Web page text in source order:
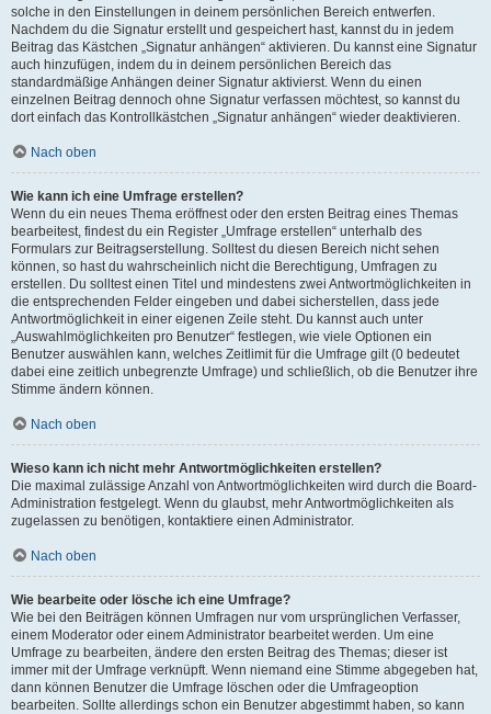
solche in den Einstellungen in deinem persönlichen Bereich entwerfen.
Nachdem du die Signatur erstellt und gespeichert hast, kannst du in jedem
Beitrag das Kästchen „Signatur anhängen“ aktivieren. Du kannst eine Signatur
auch hinzufügen, indem du in deinem persönlichen Bereich das
standardmäßige Anhängen deiner Signatur aktivierst. Wenn du einen
einzelnen Beitrag dennoch ohne Signatur verfassen möchtest, so kannst du
dort einfach das Kontrollkästchen „Signatur anhängen“ wieder deaktivieren.
Nach oben
Wie kann ich eine Umfrage erstellen?
Wenn du ein neues Thema eröffnest oder den ersten Beitrag eines Themas
bearbeitest, findest du ein Register „Umfrage erstellen“ unterhalb des
Formulars zur Beitragserstellung. Solltest du diesen Bereich nicht sehen
können, so hast du wahrscheinlich nicht die Berechtigung, Umfragen zu
erstellen. Du solltest einen Titel und mindestens zwei Antwortmöglichkeiten in
die entsprechenden Felder eingeben und dabei sicherstellen, dass jede
Antwortmöglichkeit in einer eigenen Zeile steht. Du kannst auch unter
„Auswahlmöglichkeiten pro Benutzer“ festlegen, wie viele Optionen ein
Benutzer auswählen kann, welches Zeitlimit für die Umfrage gilt (0 bedeutet
dabei eine zeitlich unbegrenzte Umfrage) und schließlich, ob die Benutzer ihre
Stimme ändern können.
Nach oben
Wieso kann ich nicht mehr Antwortmöglichkeiten erstellen?
Die maximal zulässige Anzahl von Antwortmöglichkeiten wird durch die Board-
Administration festgelegt. Wenn du glaubst, mehr Antwortmöglichkeiten als
zugelassen zu benötigen, kontaktiere einen Administrator.
Nach oben
Wie bearbeite oder lösche ich eine Umfrage?
Wie bei den Beiträgen können Umfragen nur vom ursprünglichen Verfasser,
einem Moderator oder einem Administrator bearbeitet werden. Um eine
Umfrage zu bearbeiten, ändere den ersten Beitrag des Themas; dieser ist
immer mit der Umfrage verknüpft. Wenn niemand eine Stimme abgegeben hat,
dann können Benutzer die Umfrage löschen oder die Umfrageoption
bearbeiten. Sollte allerdings schon ein Benutzer abgestimmt haben, so kann